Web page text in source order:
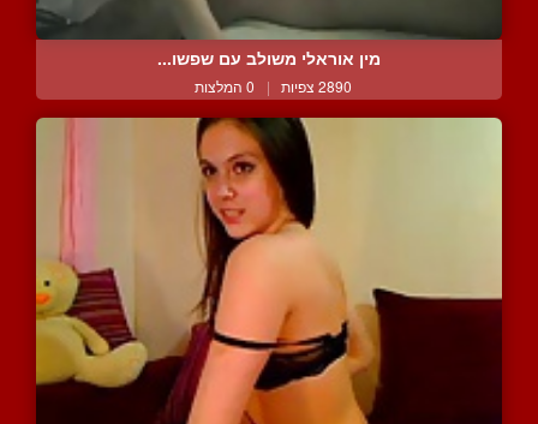
מין אוראלי משולב עם שפשו...
2890 צפיות | 0 המלצות